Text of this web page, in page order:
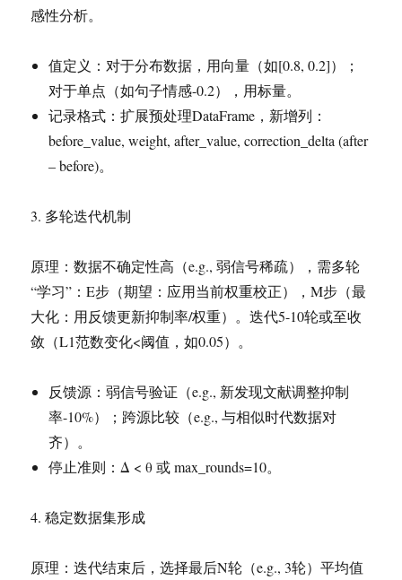
感性分析。
值定义：对于分布数据，用向量（如[0.8, 0.2]）；
对于单点（如句子情感-0.2），用标量。
记录格式：扩展预处理DataFrame，新增列：
before_value, weight, after_value, correction_delta (after
– before)。
3. 多轮迭代机制
原理：数据不确定性高（e.g., 弱信号稀疏），需多轮
“学习”：E步（期望：应用当前权重校正），M步（最
大化：用反馈更新抑制率/权重）。迭代5-10轮或至收
敛（L1范数变化<阈值，如0.05）。
反馈源：弱信号验证（e.g., 新发现文献调整抑制
率-10%）；跨源比较（e.g., 与相似时代数据对
齐）。
停止准则：Δ < θ 或 max_rounds=10。
4. 稳定数据集形成
原理：迭代结束后，选择最后N轮（e.g., 3轮）平均值